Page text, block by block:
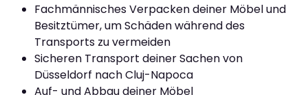
Fachmännisches Verpacken deiner Möbel und
Besitztümer, um Schäden während des
Transports zu vermeiden
Sicheren Transport deiner Sachen von
Düsseldorf nach Cluj-Napoca
Auf- und Abbau deiner Möbel